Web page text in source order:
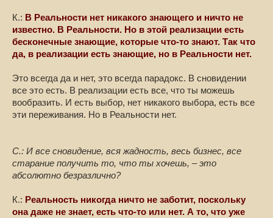
К.: В Реальности нет никакого знающего и ничто не
известно. В Реальности. Но в этой реализации есть
бесконечные знающие, которые что-то знают. Так что
да, в реализации есть знающие, но в Реальности нет.
Это всегда да и нет, это всегда парадокс. В сновидении
все это есть. В реализации есть все, что ты можешь
вообразить. И есть выбор, нет никакого выбора, есть все
эти переживания. Но в Реальности нет.
С.: И все сновидение, вся жадность, весь бизнес, все
старание получить то, что ты хочешь, – это
абсолютно безразлично?
К.: Реальность никогда ничто не заботит, поскольку
она даже не знает, есть что-то или нет. А то, что уже